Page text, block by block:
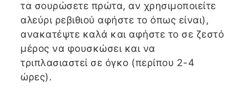
τα σουρώσετε πρώτα, αν χρησιμοποιείτε
αλεύρι ρεβιθιού αφήστε το όπως είναι),
ανακατέψτε καλά και αφήστε το σε ζεστό
μέρος να φουσκώσει και να
τριπλασιαστεί σε όγκο (περίπου 2-4
ώρες).